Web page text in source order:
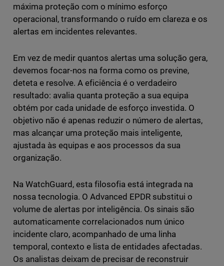
máxima proteção com o mínimo esforço
operacional, transformando o ruído em clareza e os
alertas em incidentes relevantes.
Em vez de medir quantos alertas uma solução gera,
devemos focar-nos na forma como os previne,
deteta e resolve. A eficiência é o verdadeiro
resultado: avalia quanta proteção a sua equipa
obtém por cada unidade de esforço investida. O
objetivo não é apenas reduzir o número de alertas,
mas alcançar uma proteção mais inteligente,
ajustada às equipas e aos processos da sua
organização.
Na WatchGuard, esta filosofia está integrada na
nossa tecnologia. O Advanced EPDR substitui o
volume de alertas por inteligência. Os sinais são
automaticamente correlacionados num único
incidente claro, acompanhado de uma linha
temporal, contexto e lista de entidades afectadas.
Os analistas deixam de precisar de reconstruir